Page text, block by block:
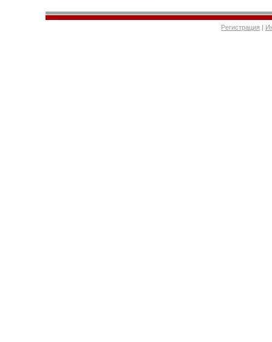
Регистрация |